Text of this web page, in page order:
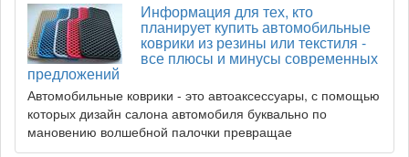
Информация для тех, кто
планирует купить автомобильные
коврики из резины или текстиля -
все плюсы и минусы современных
предложений
Автомобильные коврики - это автоаксессуары, с помощью
которых дизайн салона автомобиля буквально по
мановению волшебной палочки превращае